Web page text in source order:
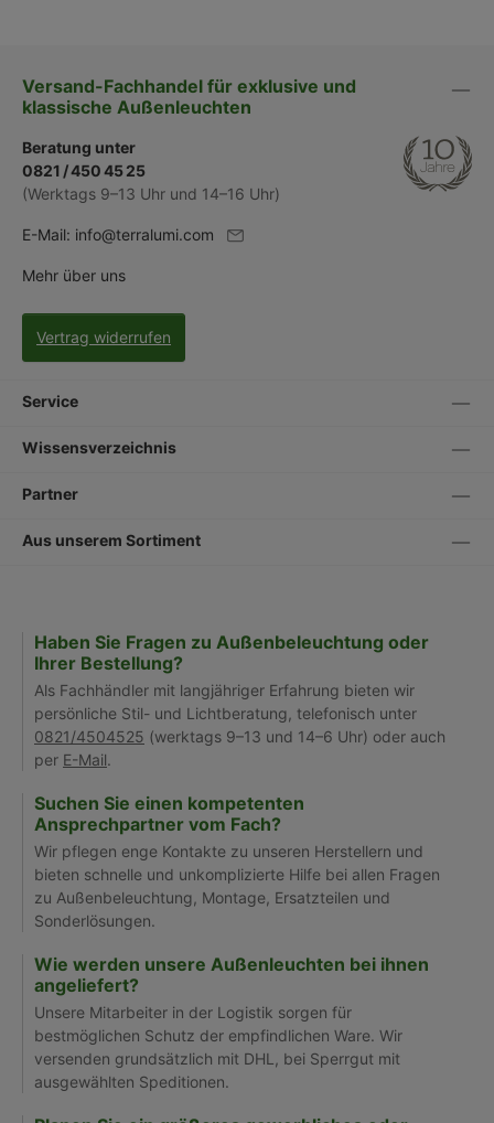
Versand-Fachhandel für exklusive und
klassische Außenleuchten
Beratung unter
0821 / 450 45 25
(Werktags 9–13 Uhr und 14–16 Uhr)
E-Mail: info@terralumi.com
Mehr über uns
Vertrag widerrufen
Service
Wissensverzeichnis
Partner
Aus unserem Sortiment
Haben Sie Fragen zu Außenbeleuchtung oder
Ihrer Bestellung?
Als Fachhändler mit langjähriger Erfahrung bieten wir
persönliche Stil- und Lichtberatung, telefonisch unter
0821/4504525 (werktags 9–13 und 14–6 Uhr) oder auch
per E-Mail.
Suchen Sie einen kompetenten
Ansprechpartner vom Fach?
Wir pflegen enge Kontakte zu unseren Herstellern und
bieten schnelle und unkomplizierte Hilfe bei allen Fragen
zu Außenbeleuchtung, Montage, Ersatzteilen und
Sonderlösungen.
Wie werden unsere Außenleuchten bei ihnen
angeliefert?
Unsere Mitarbeiter in der Logistik sorgen für
bestmöglichen Schutz der empfindlichen Ware. Wir
versenden grundsätzlich mit DHL, bei Sperrgut mit
ausgewählten Speditionen.